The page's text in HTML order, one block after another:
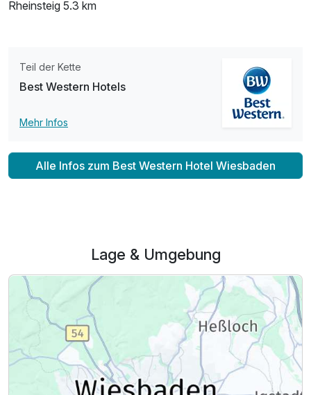
Rheinsteig 5.3 km
Teil der Kette
Best Western Hotels
Mehr Infos
Alle Infos zum Best Western Hotel Wiesbaden
Lage & Umgebung